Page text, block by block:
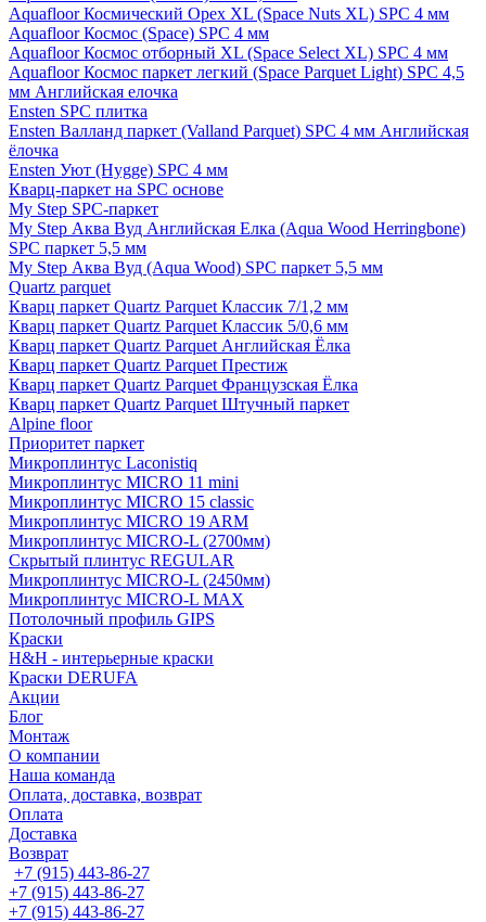
Aquafloor Космический Орех XL (Space Nuts XL) SPC 4 мм
Aquafloor Космос (Space) SPC 4 мм
Aquafloor Космос отборный XL (Space Select XL) SPC 4 мм
Aquafloor Космос паркет легкий (Space Parquet Light) SPC 4,5
мм Английская елочка
Ensten SPC плитка
Ensten Валланд паркет (Valland Parquet) SPC 4 мм Английская
ёлочка
Ensten Уют (Hygge) SPC 4 мм
Кварц-паркет на SPC основе
My Step SPC-паркет
My Step Аква Вуд Английская Елка (Aqua Wood Herringbone)
SPC паркет 5,5 мм
My Step Аква Вуд (Aqua Wood) SPC паркет 5,5 мм
Quartz parquet
Кварц паркет Quartz Parquet Классик 7/1,2 мм
Кварц паркет Quartz Parquet Классик 5/0,6 мм
Кварц паркет Quartz Parquet Английская Ёлка
Кварц паркет Quartz Parquet Престиж
Кварц паркет Quartz Parquet Французская Ёлка
Кварц паркет Quartz Parquet Штучный паркет
Alpine floor
Приоритет паркет
Микроплинтус Laconistiq
Микроплинтус MICRO 11 mini
Микроплинтус MICRO 15 classic
Микроплинтус MICRO 19 ARM
Микроплинтус MICRO-L (2700мм)
Скрытый плинтус REGULAR
Микроплинтус MICRO-L (2450мм)
Микроплинтус MICRO-L MAX
Потолочный профиль GIPS
Краски
H&H - интерьерные краски
Краски DERUFA
Акции
Блог
Монтаж
О компании
Наша команда
Оплата, доставка, возврат
Оплата
Доставка
Возврат
+7 (915) 443-86-27
+7 (915) 443-86-27
+7 (915) 443-86-27